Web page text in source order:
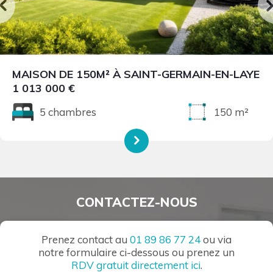
MAISON DE 150M² À SAINT-GERMAIN-EN-LAYE
1 013 000 €
5 chambres 150 m²
CONTACTEZ-NOUS
Prenez contact au 01 89 86 77 24ou via
notre formulaire ci-dessous ou prenez un
RDV gratuit directement ici.